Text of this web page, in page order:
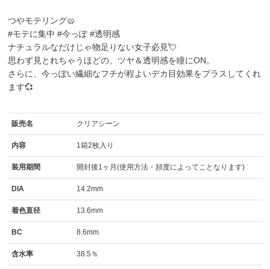
つやモテリング🥨
#モテに集中 #今っぽ #透明感
ナチュラルなだけじゃ物足りない女子必見💘
思わず見とれちゃうほどの、ツヤ＆透明感を瞳にON。
さらに、今っぽい繊細なフチが程よいデカ目効果をプラスしてくれ
ます💞
販売名 クリアシーン
内容 1箱2枚入り
装用期間 開封後1ヶ月(使用方法・頻度によってことなります)
DIA 14.2mm
着色直径 13.6mm
BC 8.6mm
含水率 38.5％